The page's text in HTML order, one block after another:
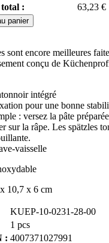
:
63,23 €
panier
sont encore meilleures
conçu de
intégré
pour une bonne
: versez la pâte
sur la râpe. Les spätzles
vaisselle
10,7 x 6 cm
KUEP-10-0231-28-00
1 pcs
: 4007371027991